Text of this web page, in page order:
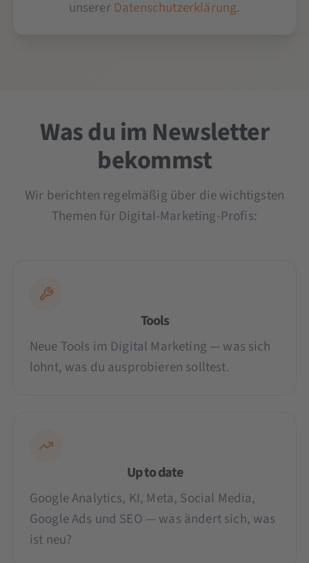
unserer Datenschutzerklärung.
Was du im Newsletter
bekommst
Wir berichten regelmäßig über die wichtigsten
Themen für Digital-Marketing-Profis:
Tools
Neue Tools im Digital Marketing — was sich
lohnt, was du ausprobieren solltest.
Up to date
Google Analytics, KI, Meta, Social Media,
Google Ads und SEO — was ändert sich, was
ist neu?